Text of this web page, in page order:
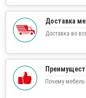
Доставка
Доставка во
Почему мебель